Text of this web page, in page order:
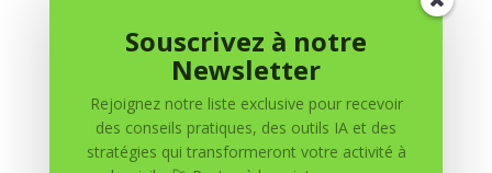
Souscrivez à notre
Newsletter
Rejoignez notre liste exclusive pour recevoir
des conseils pratiques, des outils IA et des
stratégies qui transformeront votre activité à